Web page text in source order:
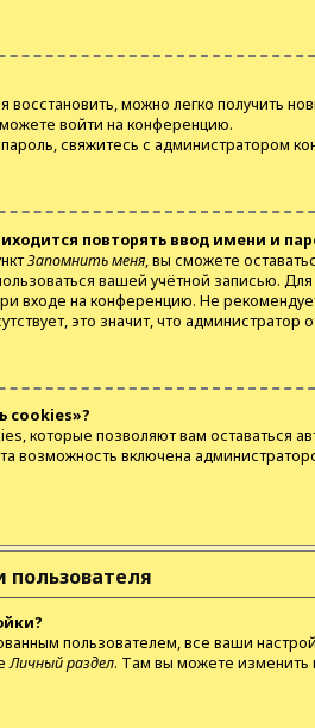
восстановить, можно легко получить
войти на конференцию.
свяжитесь с администратором
повторять ввод имени и
Запомнить меня, вы сможете
вашей учётной записью.
входе на конференцию. Не
это значит, что администратор
cookies»?
которые позволяют вам оставаться
возможность включена
пользователем, все ваши
Личный раздел. Там вы можете изменить